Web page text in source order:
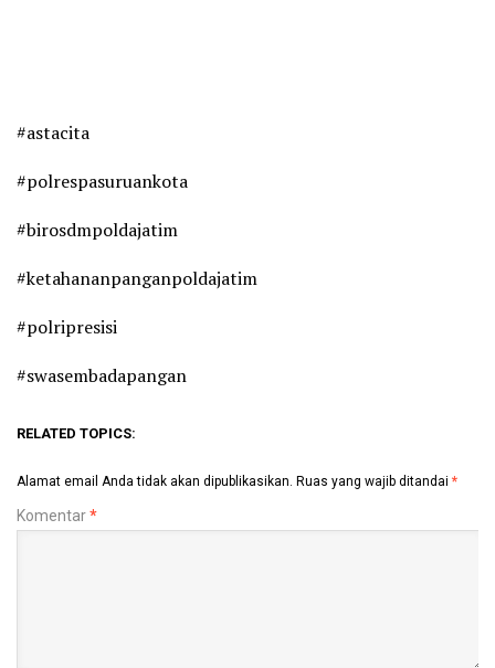
#astacita
#polrespasuruankota
#birosdmpoldajatim
#ketahananpanganpoldajatim
#polripresisi
#swasembadapangan
RELATED TOPICS:
Alamat email Anda tidak akan dipublikasikan. Ruas yang wajib ditandai *
Komentar*